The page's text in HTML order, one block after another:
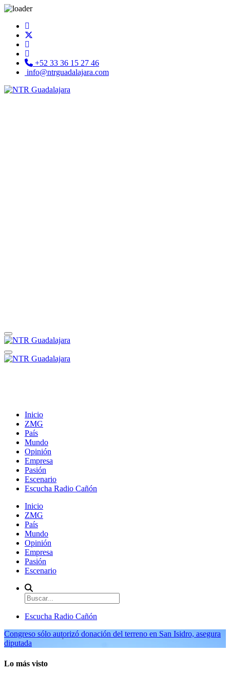
+52 33 36 15 27 46
info@ntrguadalajara.com
Inicio
ZMG
País
Mundo
Opinión
Empresa
Pasión
Escenario
Escucha Radio Cañón
Inicio
ZMG
País
Mundo
Opinión
Empresa
Pasión
Escenario
Escucha Radio Cañón
Congreso sólo autorizó donación del terreno en San Isidro, asegura
diputada
Lo más visto